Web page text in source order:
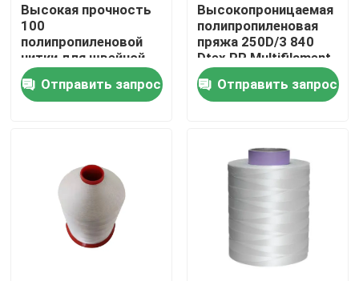
Свяжитесь с нами
Запросите цитату
Нить из высокопрочных полиэфирных нитей
Высокопрочная полиэстерная нить цветная нить
Нить из полипропилена высокой прочности
Высокая прочность
100
полипропиленовой
нитки для швейной
нитки
Отправить запрос
Высокопроницаемая
полипропиленовая
пряжа 250D/3 840
Dtex PP Multifilament
Yarn
Отправить запрос